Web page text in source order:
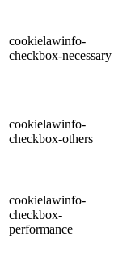
cookielawinfo-
checkbox-necessary
cookielawinfo-
checkbox-others
cookielawinfo-
checkbox-
performance